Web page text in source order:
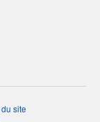
site